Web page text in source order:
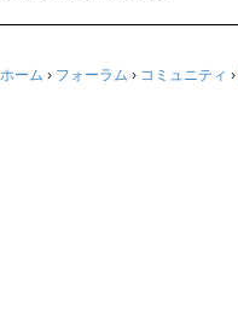
ホーム › フォーラム › コミュニティ ›